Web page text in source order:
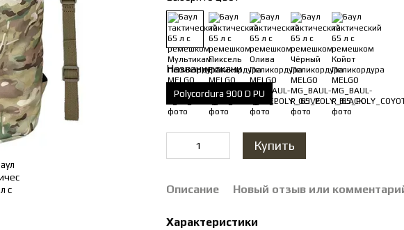
Название ткани
Polycordura 900 D PU
Купить
Описание Новый отзыв или
Характеристики